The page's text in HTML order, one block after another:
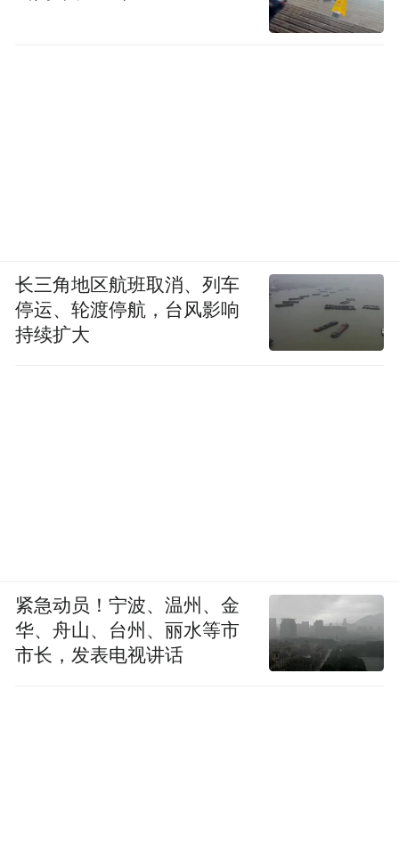
长三角地区航班取消、列车
停运、轮渡停航，台风影响
持续扩大
紧急动员！宁波、温州、金
华、舟山、台州、丽水等市
市长，发表电视讲话